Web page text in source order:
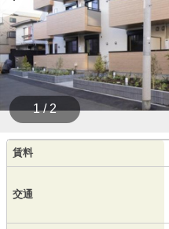
1 / 2
賃料
交通